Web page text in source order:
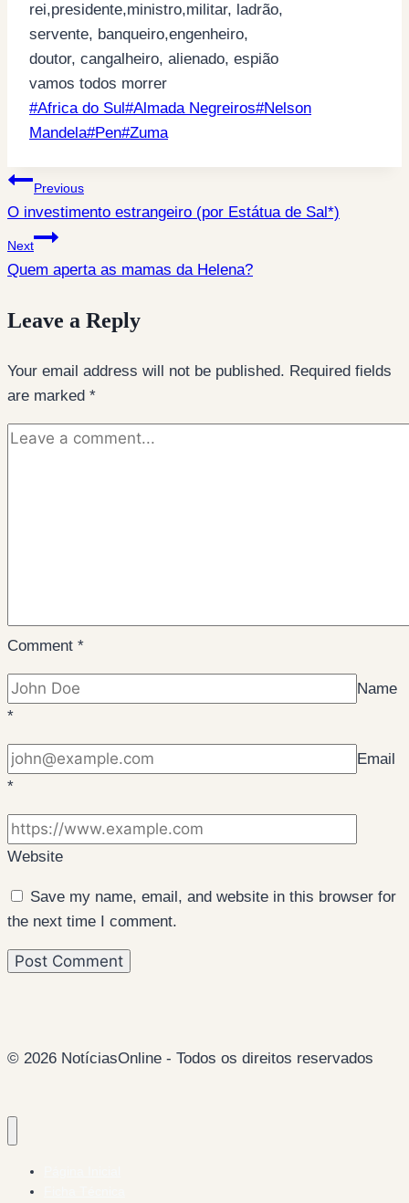
rei,presidente,ministro,militar, ladrão,
servente, banqueiro,engenheiro,
doutor, cangalheiro, alienado, espião
vamos todos morrer
Post
Tags:
#Africa do Sul#Almada Negreiros#Nelson
Mandela#Pen#Zuma
Post
navigation
Previous
O investimento estrangeiro (por Estátua de Sal*)
Next
Quem aperta as mamas da Helena?
Leave a Reply
Your email address will not be published. Required fields
are marked *
Comment *
Name
*
Email
*
Website
Save my name, email, and website in this browser for
the next time I comment.
© 2026 NotíciasOnline - Todos os direitos reservados